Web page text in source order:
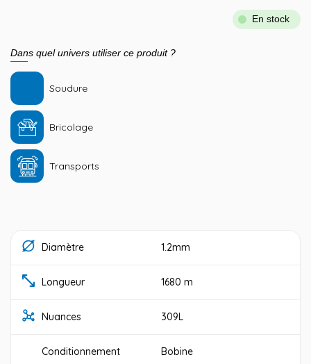
En stock
Dans quel univers utiliser ce produit ?
Soudure
Bricolage
Transports
Diamètre 1.2mm
Longueur 1680 m
Nuances 309L
Conditionnement Bobine